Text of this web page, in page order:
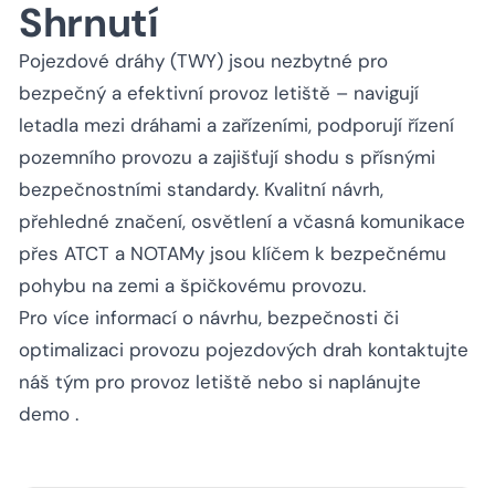
Shrnutí
Pojezdové dráhy (TWY) jsou nezbytné pro
bezpečný a efektivní provoz letiště – navigují
letadla mezi dráhami a zařízeními, podporují řízení
pozemního provozu a zajišťují shodu s přísnými
bezpečnostními standardy. Kvalitní návrh,
přehledné značení, osvětlení a včasná komunikace
přes ATCT a NOTAMy jsou klíčem k bezpečnému
pohybu na zemi a špičkovému provozu.
Pro více informací o návrhu, bezpečnosti či
optimalizaci provozu pojezdových drah kontaktujte
náš tým pro provoz letiště nebo si naplánujte
demo .